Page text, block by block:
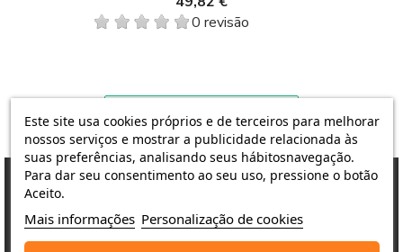
0 revisão
Porquê escolher-nos?
Este site usa cookies próprios e de terceiros para melhorar
nossos serviços e mostrar a publicidade relacionada às
suas preferências, analisando seus hábitosnavegação.
Para dar seu consentimento ao seu uso, pressione o botão
Aceito.
Mais informações Personalização de cookies